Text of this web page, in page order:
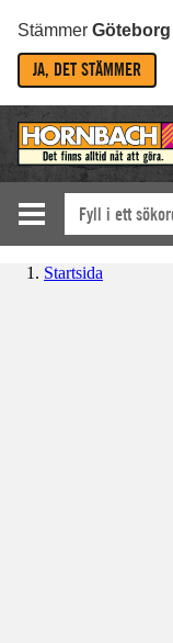
Stämmer Göteborg
JA, DET STÄMMER
Startsida